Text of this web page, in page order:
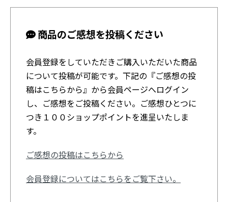
商品のご感想を投稿ください
会員登録をしていただきご購入いただいた商品
について投稿が可能です。下記の『ご感想の投
稿はこちらから』から会員ページへログイン
し、ご感想をご投稿ください。ご感想ひとつに
つき１００ショップポイントを進呈いたしま
す。
ご感想の投稿はこちらから
会員登録についてはこちらをご覧下さい。